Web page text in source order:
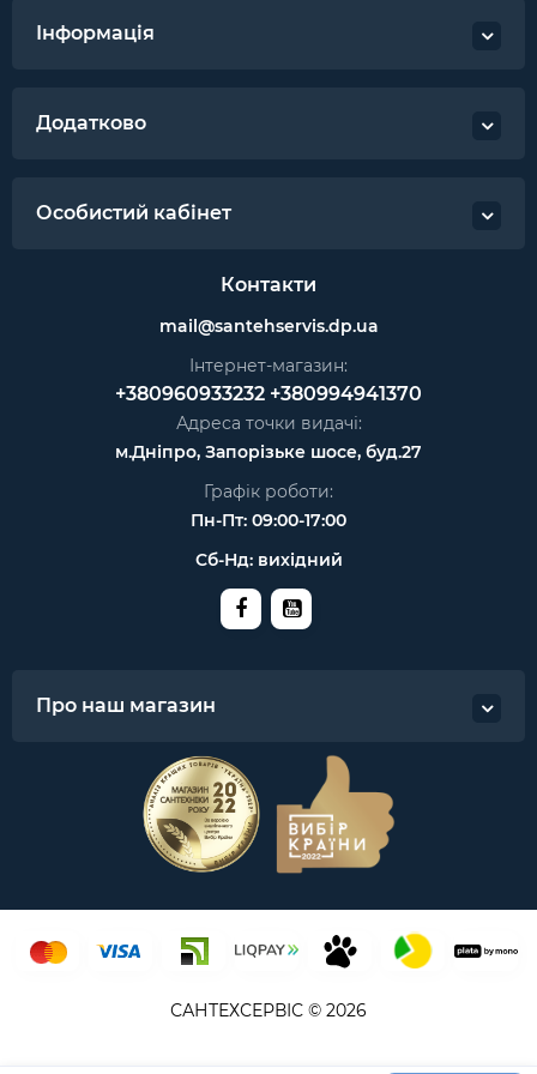
Країна виробництва: Італія
Інформація
Додатково
Особистий кабінет
Контакти
mail@santehservis.dp.ua
Інтернет-магазин:
+380960933232 +380994941370
Адреса точки видачі:
м.Дніпро, Запорізьке шосе, буд.27
Графік роботи:
Пн-Пт: 09:00-17:00
Сб-Нд: вихідний
Про наш магазин
САНТЕХСЕРВІС © 2026